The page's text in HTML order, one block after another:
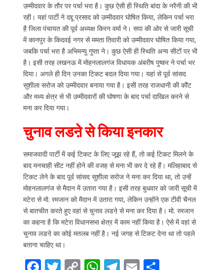
उम्मीदवार के तौर पर पर्चा भरा है। कुछ ऐसी ही स्थिति बांदा के नरैनी की भी
रही। यहां पार्टी ने दद्दू प्रसाद को उम्मीदवार घोषित किया, लेकिन पर्चा भरा
है जिला पंचायत की पूर्व अध्यक्ष किरन वर्मा ने। सपा की ओर से जारी सूची
में कानपुर के किदवई नगर से ममता तिवारी को उम्मीदवार घोषित किया गया,
जबकि पर्चा भरा है अभिमन्यु गुप्ता ने। कुछ ऐसी ही स्थिति अन्य सीटों पर भी
है। इसी तरह लखनऊ में मोहनलालगंज विधायक अंबरीष पुष्कर ने पर्चा भर
दिया। अगले ही दिन उनका टिकट बदल दिया गया। यहां से पूर्व सांसद
सुशीला सरोज को उम्मीदवार बनाया गया है। इसी तरह राजधानी की कौंट
और मध्य क्षेत्र से भी उम्मीदवारों की घोषणा के बाद पर्चा दाखिल करने से
मना कर दिया गया।
चुनाव लडऩे से किया इनकार
समाजवादी पार्टी में कई टिकट के लिए जूझ रहे हैं, तो कई टिकट मिलने के
बाद मनचाही सीट नहीं होने की वजह से मना भी कर दे रहे हैं। मलिहाबाद से
टिकट लेने के बाद पूर्व सांसद सुशीला सरोज ने मना कर दिया था, तो उन्हें
मोहनलालगंज से मैदान में उतारा गया है। इसी तरह बुधवार को जारी सूची में
मटेरा से मो. रमजान को मैदान में उतारा गया, लेकिन उन्होंने एक टीवी चैनल
से बातचीत करते हुए वहां से चुनाव लडऩे से मना कर दिया है। मो. रमजान
का कहना है कि मटेरा विधानसभा क्षेत्र में काम नहीं किया है। ऐसे में वहां से
चुनाव लडऩे का कोई मतलब नहीं है। नई जगह से टिकट देना था तो पहले
बताना चाहिए था।